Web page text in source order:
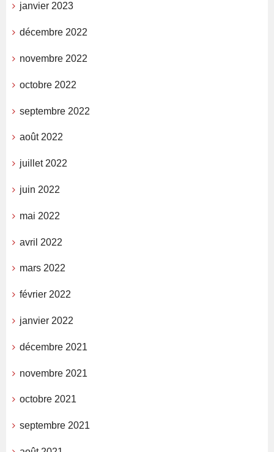
janvier 2023
décembre 2022
novembre 2022
octobre 2022
septembre 2022
août 2022
juillet 2022
juin 2022
mai 2022
avril 2022
mars 2022
février 2022
janvier 2022
décembre 2021
novembre 2021
octobre 2021
septembre 2021